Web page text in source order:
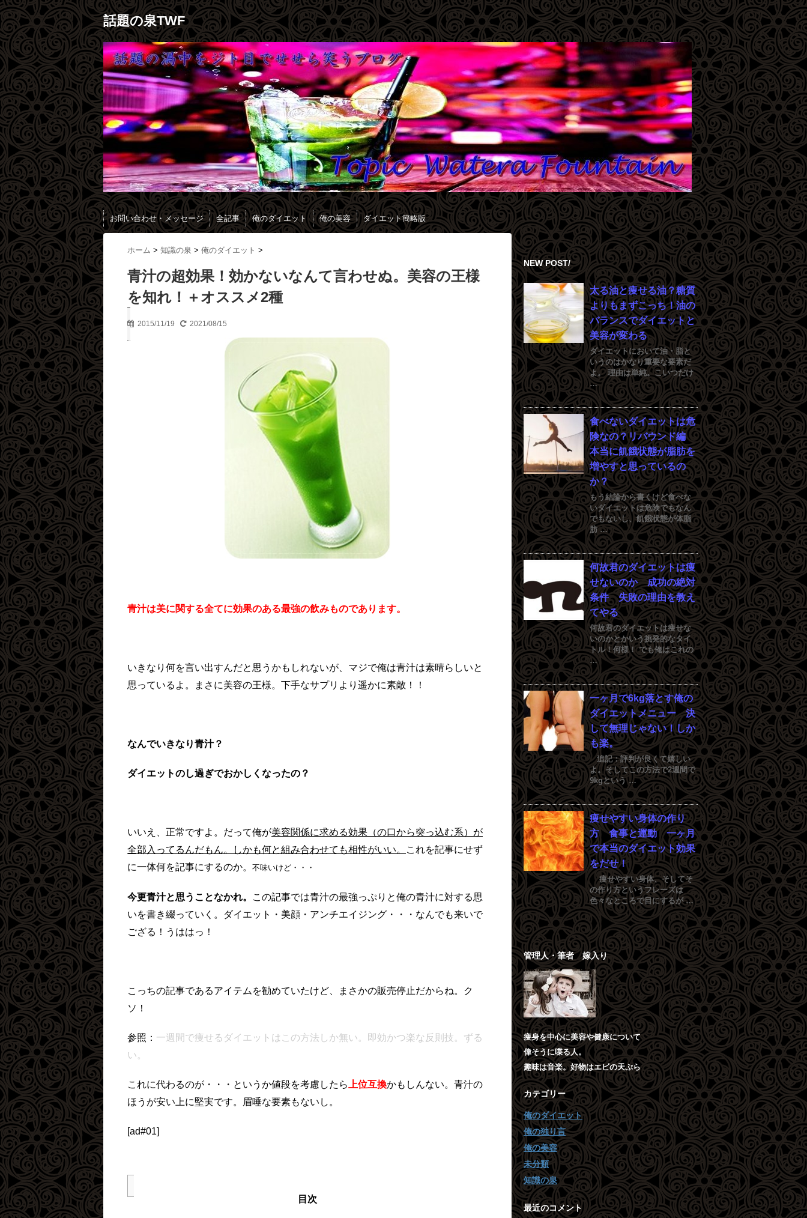
話題の泉TWF
お問い合わせ・メッセージ 全記事 俺のダイエット 俺の美容 ダイエット簡略版
ホーム > 知識の泉 > 俺のダイエット >
青汁の超効果！効かないなんて言わせぬ。美容の王様
を知れ！＋オススメ2種
2015/11/19 2021/08/15
青汁は美に関する全てに効果のある最強の飲みものであります。
いきなり何を言い出すんだと思うかもしれないが、マジで俺は青汁は素晴らしいと
思っているよ。まさに美容の王様。下手なサプリより遥かに素敵！！
なんでいきなり青汁？
ダイエットのし過ぎでおかしくなったの？
いいえ、正常ですよ。だって俺が美容関係に求める効果（の口から突っ込む系）が
全部入ってるんだもん。しかも何と組み合わせても相性がいい。
これを記事にせず
に一体何を記事にするのか。 不味いけど・・・
今更青汁と思うことなかれ。
この記事では青汁の最強っぷりと俺の青汁に対する思
いを書き綴っていく。ダイエット・美顔・アンチエイジング・・・なんでも来いで
ござる！うははっ！
こっちの記事であるアイテムを勧めていたけど、まさかの販売停止だからね。ク
ソ！
参照： 一週間で痩せるダイエットはこの方法しか無い。即効かつ楽な反則技。ずる
い。
これに代わるのが・・・というか値段を考慮したら 上位互換かもしんない。青汁の
ほうが安い上に堅実です。眉唾な要素もないし。
[ad#01]
目次
NEW POST/
太る油と痩せる油？糖質
よりもまずこっち！油の
バランスでダイエットと
美容が変わる
ダイエットにおいて油・脂と
いうのはかなり重要な要素だ
よ。 理由は単純。こいつだけ
…
食べないダイエットは危
険なの？リバウンド編
本当に飢餓状態が脂肪を
増やすと思っているの
か？
もう結論から書くけど食べな
いダイエットは危険でもなん
でもないし、飢餓状態が体脂
肪 …
何故君のダイエットは痩
せないのか 成功の絶対
条件 失敗の理由を教え
てやる
何故君のダイエットは痩せな
いのかとかいう挑発的なタイ
トル！何様！ でも俺はこれの
…
一ヶ月で6kg落とす俺の
ダイエットメニュー 決
して無理じゃない！しか
も楽。
追記：評判が良くて嬉しい
よ。そしてこの方法で2週間で
9kgという …
痩せやすい身体の作り
方 食事と運動 一ヶ月
で本当のダイエット効果
をだせ！
痩せやすい身体、そしてそ
の作り方というフレーズは
色々なところで目にするが …
管理人・筆者 嫁入り
痩身を中心に美容や健康について
偉そうに喋る人。
趣味は音楽。好物はエビの天ぷら
カテゴリー
俺のダイエット
俺の独り言
俺の美容
未分類
知識の泉
最近のコメント